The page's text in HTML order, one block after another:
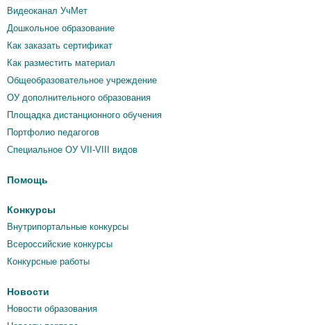
Видеоканал УчМет
Дошкольное образование
Как заказать сертификат
Как разместить материал
Общеобразовательное учреждение
ОУ дополнительного образования
Площадка дистанционного обучения
Портфолио педагогов
Специальное ОУ VII-VIII видов
Помощь
Конкурсы
Внутрипортальные конкурсы
Всероссийские конкурсы
Конкурсные работы
Новости
Новости образования